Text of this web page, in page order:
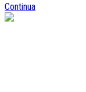
Continua